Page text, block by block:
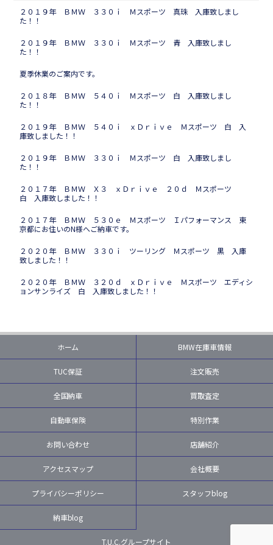
２０１９年 ＢＭＷ ３３０ｉ Ｍスポーツ 真珠 入庫致しまし
た！！
２０１９年 ＢＭＷ ３３０ｉ Ｍスポーツ 青 入庫致しまし
た！！
夏季休業のご案内です。
２０１８年 ＢＭＷ ５４０ｉ Ｍスポーツ 白 入庫致しまし
た！！
２０１９年 ＢＭＷ ５４０ｉ ｘＤｒｉｖｅ Ｍスポーツ 白 入
庫致しました！！
２０１９年 ＢＭＷ ３３０ｉ Ｍスポーツ 白 入庫致しまし
た！！
２０１７年 ＢＭＷ Ｘ３ ｘＤｒｉｖｅ ２０ｄ Ｍスポーツ
白 入庫致しました！！
２０１７年 ＢＭＷ ５３０ｅ Ｍスポーツ Ｉパフォーマンス 東
京都にお住いのN様へご納車です。
２０２０年 ＢＭＷ ３３０ｉ ツーリング Ｍスポーツ 黒 入庫
致しました！！
２０２０年 ＢＭＷ ３２０ｄ ｘＤｒｉｖｅ Ｍスポーツ エディシ
ョンサンライズ 白 入庫致しました！！
ホーム BMW在庫車情報
TUC保証 注文販売
全国納車 買取査定
自動車保険 特別作業
お問い合わせ 店舗紹介
アクセスマップ 会社概要
プライバシーポリシー スタッフblog
納車blog
T.U.C.グループサイト